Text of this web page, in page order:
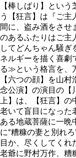
【棒しばり】とい
う【狂言】は『ご主
間に、盗み酒をさせ
のあるふたりはご主
してどんちゃん騒ぎ
ネルギーを描く喜
る≫という格言を、
【六つの顔】を山
念公演】の演目の【
上】は、【狂言】
老いて盲目になった
ある地蔵菩薩に一晩
に“糟糠の妻と別れ
目か、尽くしてくれ
老爺に野村万作、糟